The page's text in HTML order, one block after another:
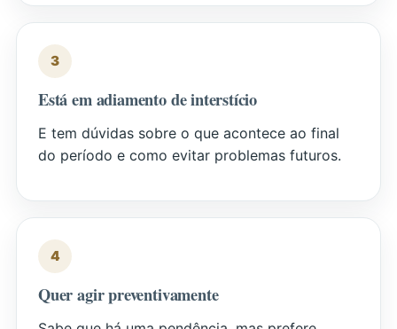
3
Está em adiamento de interstício
E tem dúvidas sobre o que acontece ao final
do período e como evitar problemas futuros.
4
Quer agir preventivamente